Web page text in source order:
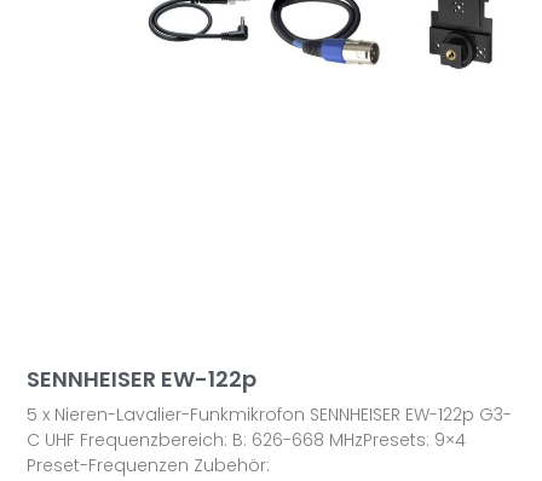
SENNHEISER EW-122p
5 x Nieren-Lavalier-Funkmikrofon SENNHEISER EW-122p G3-
C UHF Frequenzbereich: B: 626-668 MHzPresets: 9×4
Preset-Frequenzen Zubehör: